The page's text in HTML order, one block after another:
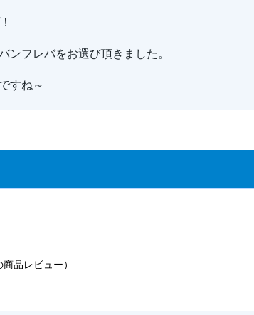
ンフレバをお選び頂きました。
すね～
商品レビュー）